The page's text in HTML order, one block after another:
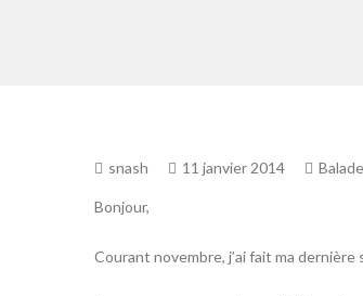
snash 11 janvier 2014
Bonjour,
Courant novembre, j’ai fait ma